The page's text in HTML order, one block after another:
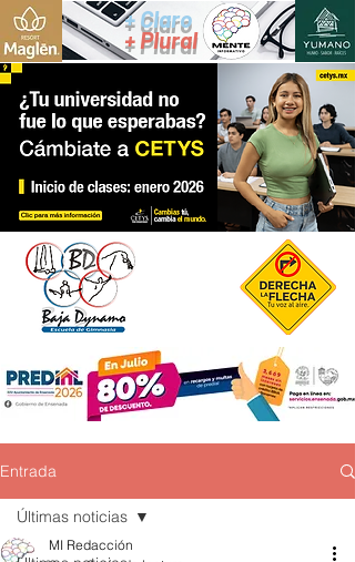
+ Claro
+ Plural
Entrada
Últimas noticias
MI Redacción